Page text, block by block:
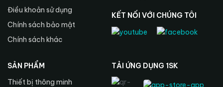
Điều khoản sử dụng
Chính sách bảo mật
Chính sách khác
KẾT NỐI VỚI CHÚNG TÔI
SẢN PHẨM
Thiết bị thông minh
TẢI ỨNG DỤNG 1SK